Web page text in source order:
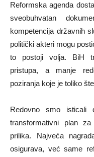
Reformska agenda
sveobuhvatan
kompetencija državnih
politički akteri mogu
to postoji volja. BiH
pristupa, a manje
poziranja koje je toliko
Redovno smo isticali
transformativni plan
prilika. Najveća
osigurava, već same